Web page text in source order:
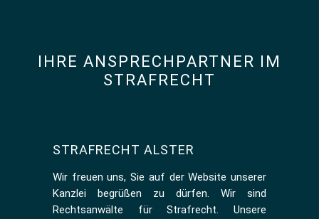
IHRE ANSPRECHPARTNER IM
STRAFRECHT
STRAFRECHT ALSTER
Wir freuen uns, Sie auf der Website unserer
Kanzlei begrüßen zu dürfen. Wir sind
Rechtsanwälte für Strafrecht. Unsere